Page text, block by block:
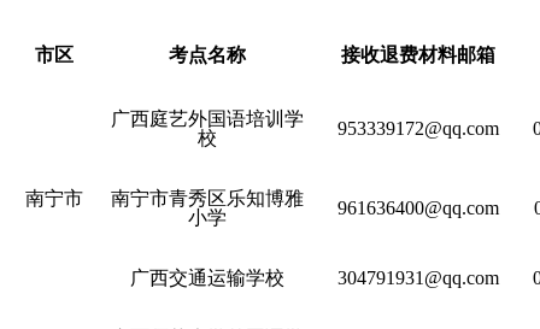
市区 考点名称 接收退费材料邮箱
南宁市
广西庭艺外国语培训学
校
953339172@qq.com
南宁市青秀区乐知博雅
小学
961636400@qq.com
广西交通运输学校 304791931@qq.com